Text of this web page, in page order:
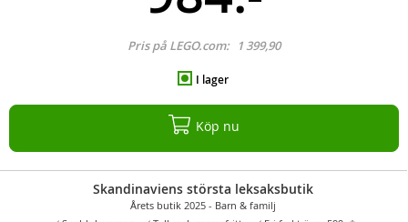
Pris på LEGO.com: 1 399,90
I lager
Köp nu
Skandinaviens största leksaksbutik
Årets butik 2025 - Barn & familj